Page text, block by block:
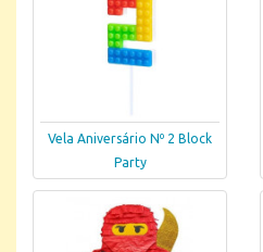
Vela Aniversário Nº 2 Block
Party